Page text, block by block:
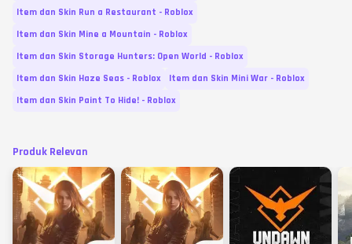
Item dan Skin Run a Restaurant - Roblox
Item dan Skin Mine a Mountain - Roblox
Item dan Skin Storage Hunters: Open World - Roblox
Item dan Skin Haze Seas - Roblox
Item dan Skin Mini War - Roblox
Item dan Skin Paint To Hide! - Roblox
Produk Relevan